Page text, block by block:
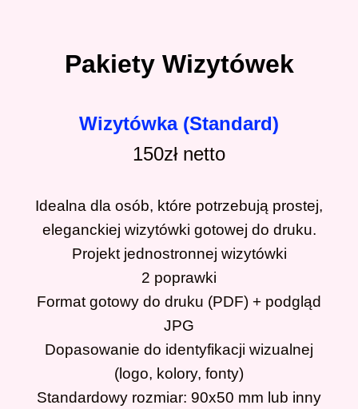
Pakiety Wizytówek
Wizytówka (Standard)
150zł netto
Idealna dla osób, które potrzebują prostej,
eleganckiej wizytówki gotowej do druku.
Projekt jednostronnej wizytówki
2 poprawki
Format gotowy do druku (PDF) + podgląd
JPG
Dopasowanie do identyfikacji wizualnej
(logo, kolory, fonty)
Standardowy rozmiar: 90x50 mm lub inny